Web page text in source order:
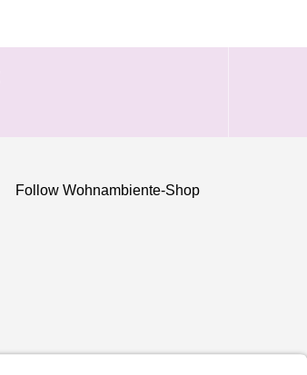
Follow Wohnambiente-Shop